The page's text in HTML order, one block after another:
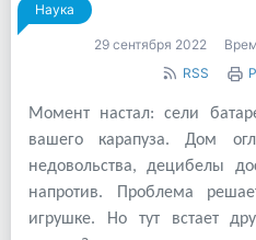
Наука
29 сентября 2022
RSS
Момент настал: сели
вашего карапуза. Дом
недовольства, децибелы
напротив. Проблема
игрушке. Но тут встает